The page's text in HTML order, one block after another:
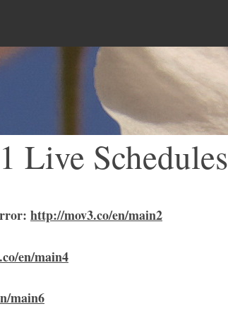
Menu
Live Schedules
: http://mov3.co/en/main2
en/main4
main6